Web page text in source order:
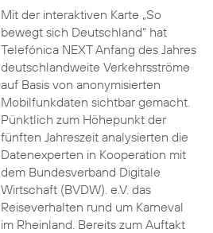
Mit der interaktiven Karte „So
bewegt sich Deutschland“ hat
Telefónica NEXT Anfang des Jahres
deutschlandweite Verkehrsströme
auf Basis von anonymisierten
Mobilfunkdaten sichtbar gemacht.
Pünktlich zum Höhepunkt der
fünften Jahreszeit analysierten die
Datenexperten in Kooperation mit
dem Bundesverband Digitale
Wirtschaft (BVDW). e.V. das
Reiseverhalten rund um Karneval
im Rheinland. Bereits zum Auftakt